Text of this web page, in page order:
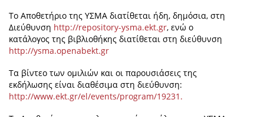
Το Αποθετήριο της ΥΣΜΑ διατίθεται ήδη, δημόσια, στη
Διεύθυνση http://repository-ysma.ekt.gr, ενώ ο
κατάλογος της βιβλιοθήκης διατίθεται στη διεύθυνση
http://ysma.openabekt.gr
Τα βίντεο των ομιλιών και οι παρουσιάσεις της
εκδήλωσης είναι διαθέσιμα στη διεύθυνση:
http://www.ekt.gr/el/events/program/19231.